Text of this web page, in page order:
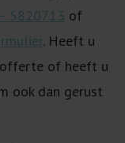
5820713 of
. Heeft u
of heeft u
ook dan gerust